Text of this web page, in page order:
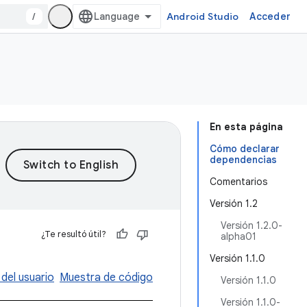
/ Android Studio Acceder
En esta página
Cómo declarar
dependencias
Comentarios
Versión 1.2
Versión 1.2.0-
alpha01
Versión 1.1.0
Versión 1.1.0
Versión 1.1.0-
¿Te resultó útil?
usuario Muestra de código